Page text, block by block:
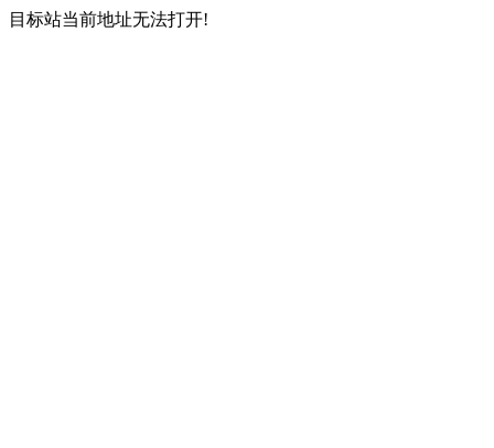
目标站当前地址无法打开!